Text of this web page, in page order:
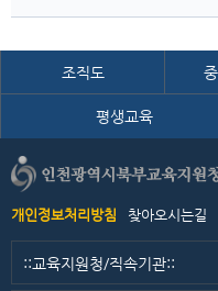
조직도
평생교육
개인정보처리방침 찾아오시는길